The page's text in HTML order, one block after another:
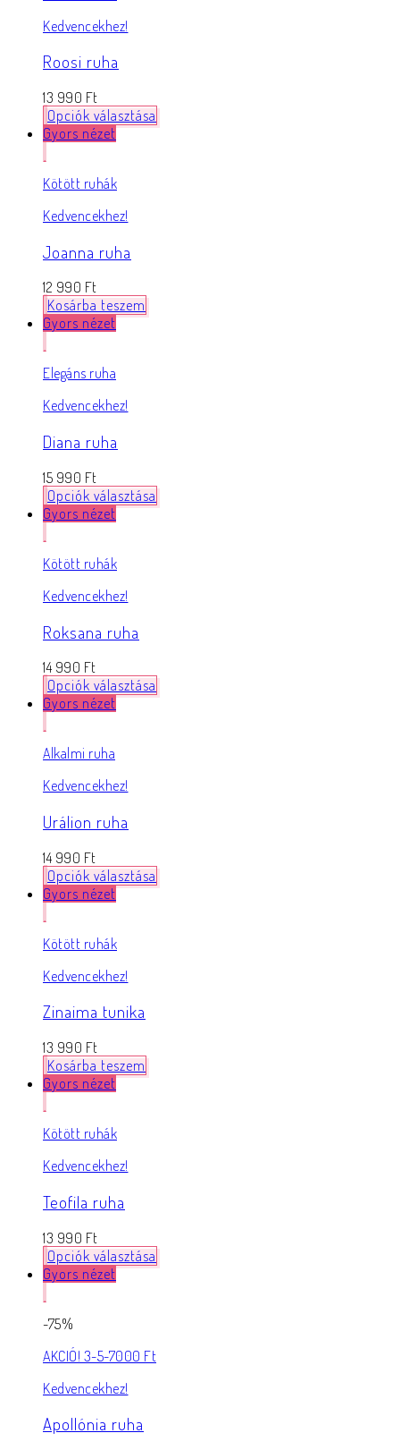
Kedvencekhez!
Roosi ruha
13 990 Ft
Opciók választása
Gyors nézet
Kötött ruhák
Kedvencekhez!
Joanna ruha
12 990 Ft
Kosárba teszem
Gyors nézet
Elegáns ruha
Kedvencekhez!
Diana ruha
15 990 Ft
Opciók választása
Gyors nézet
Kötött ruhák
Kedvencekhez!
Roksana ruha
14 990 Ft
Opciók választása
Gyors nézet
Alkalmi ruha
Kedvencekhez!
Urálion ruha
14 990 Ft
Opciók választása
Gyors nézet
Kötött ruhák
Kedvencekhez!
Zinaima tunika
13 990 Ft
Kosárba teszem
Gyors nézet
Kötött ruhák
Kedvencekhez!
Teofila ruha
13 990 Ft
Opciók választása
Gyors nézet
-75%
AKCIÓ! 3-5-7000 Ft
Kedvencekhez!
Apollónia ruha